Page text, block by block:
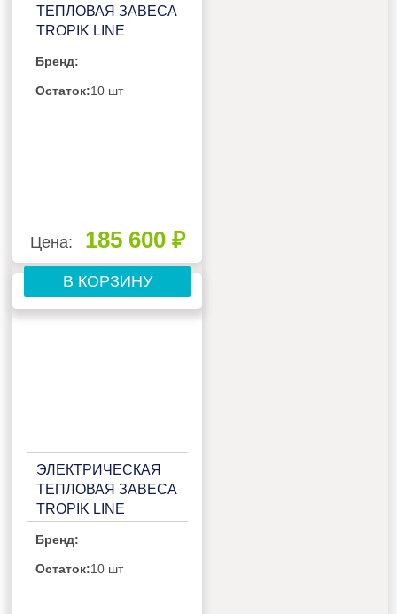
ТЕПЛОВАЯ ЗАВЕСА
TROPIK LINE
Бренд:
Остаток:10 шт
Цена: 185 600 ₽
В КОРЗИНУ
ЭЛЕКТРИЧЕСКАЯ
ТЕПЛОВАЯ ЗАВЕСА
TROPIK LINE
Бренд:
Остаток:10 шт